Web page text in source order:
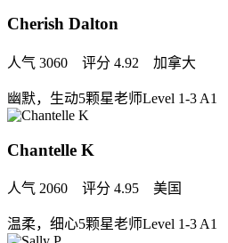
Cherish Dalton
人气 3060 评分 4.92 加拿大
幽默，生动5颗星老师Level 1-3 A1
Chantelle K
人气 2060 评分 4.95 美国
温柔，细心5颗星老师Level 1-3 A1